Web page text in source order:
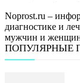
Noprost.ru –
диагностике и
мужчин и
ПОПУЛЯРНЫЕ